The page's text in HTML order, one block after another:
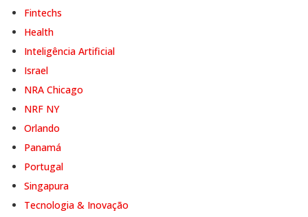
Fintechs
Health
Inteligência Artificial
Israel
NRA Chicago
NRF NY
Orlando
Panamá
Portugal
Singapura
Tecnologia & Inovação